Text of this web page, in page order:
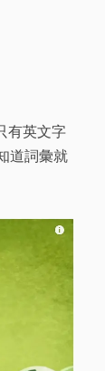
有英文字
道詞彙就